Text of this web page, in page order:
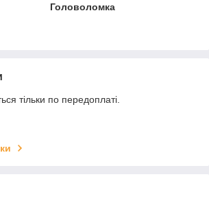
Головоломка
тільки по передоплаті.